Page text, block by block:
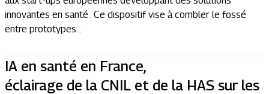
innovantes en santé . Ce dispositif vise à combler le fossé
entre prototypes...
IA en santé en France,
éclairage de la CNIL et de la HAS sur les